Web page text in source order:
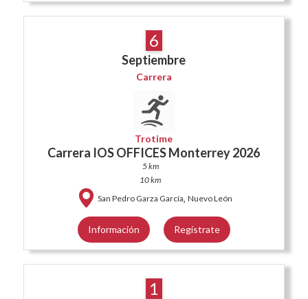
6
Septiembre
Carrera
Trotime
Carrera IOS OFFICES Monterrey 2026
5 km
10 km
San Pedro Garza García, Nuevo León
Información Regístrate
1